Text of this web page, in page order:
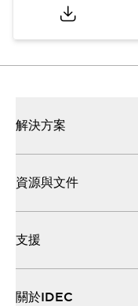
解決方案
資源與文件
支援
關於IDEC